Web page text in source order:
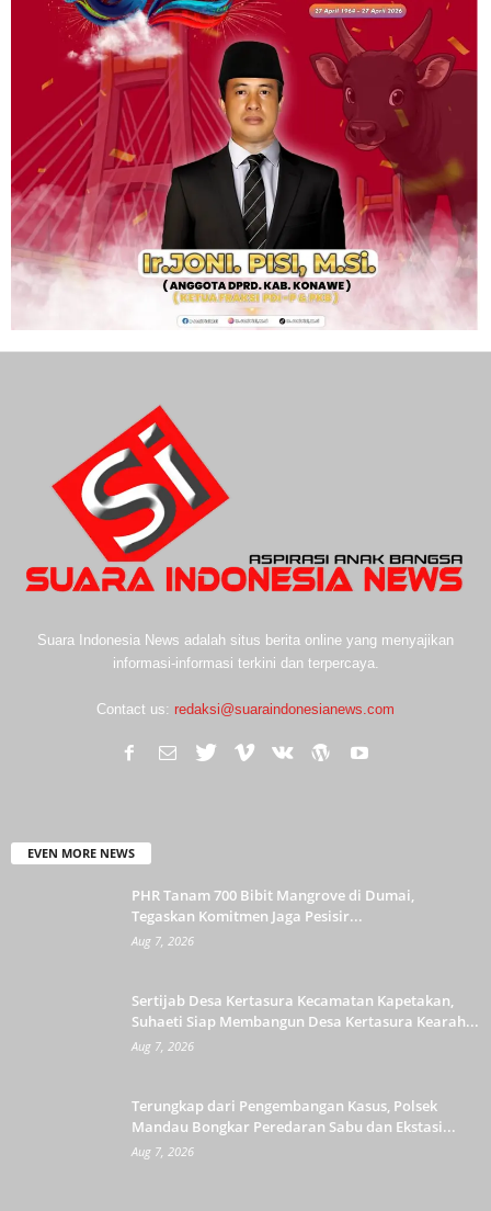
Suara Indonesia News adalah situs berita online yang menyajikan
informasi-informasi terkini dan terpercaya.
Contact us: redaksi@suaraindonesianews.com
EVEN MORE NEWS
PHR Tanam 700 Bibit Mangrove di Dumai,
Tegaskan Komitmen Jaga Pesisir...
Aug 7, 2026
Sertijab Desa Kertasura Kecamatan Kapetakan,
Suhaeti Siap Membangun Desa Kertasura Kearah...
Aug 7, 2026
Terungkap dari Pengembangan Kasus, Polsek
Mandau Bongkar Peredaran Sabu dan Ekstasi...
Aug 7, 2026